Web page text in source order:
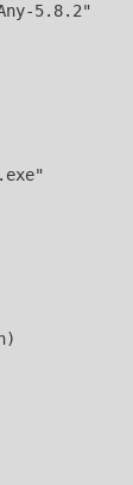
5.8.2"